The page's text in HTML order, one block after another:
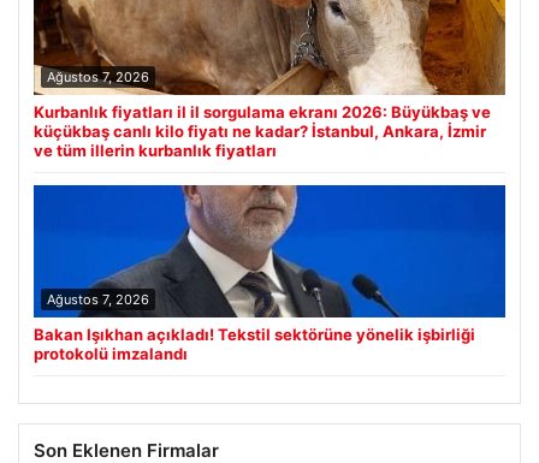
Ağustos 7, 2026
Kurbanlık fiyatları il il sorgulama ekranı 2026: Büyükbaş ve
küçükbaş canlı kilo fiyatı ne kadar? İstanbul, Ankara, İzmir
ve tüm illerin kurbanlık fiyatları
Ağustos 7, 2026
Bakan Işıkhan açıkladı! Tekstil sektörüne yönelik işbirliği
protokolü imzalandı
Son Eklenen Firmalar